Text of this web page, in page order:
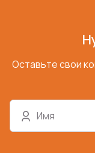
Оставьте свои
Имя